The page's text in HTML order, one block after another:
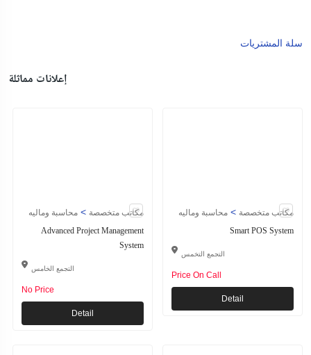
سلة المشتريات
إعلانات مماثلة
مكاتب متخصصة > محاسبة وماليه
Advanced Project Management
System
التجمع الخامس
No Price
Detail
مكاتب متخصصة > محاسبة وماليه
Smart POS System
التجمع التخمس
Price On Call
Detail